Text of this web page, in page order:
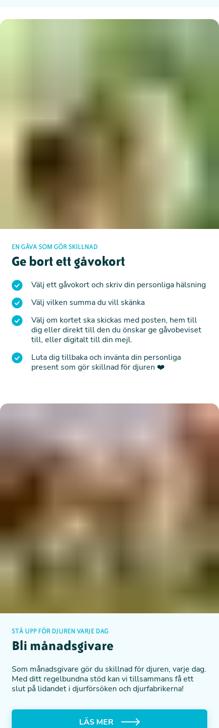
EN GÅVA SOM GÖR SKILLNAD
Ge bort ett gåvokort
Välj ett gåvokort och skriv din personliga hälsning
Välj vilken summa du vill skänka
Välj om kortet ska skickas med posten, hem till
dig eller direkt till den du önskar ge gåvobeviset
till, eller digitalt till din mejl.
Luta dig tillbaka och invänta din personliga
present som gör skillnad för djuren ❤️
STÅ UPP FÖR DJUREN VARJE DAG
Bli månadsgivare
Som månadsgivare gör du skillnad för djuren, varje dag.
Med ditt regelbundna stöd kan vi tillsammans få ett
slut på lidandet i djurförsöken och djurfabrikerna!
LÄS MER